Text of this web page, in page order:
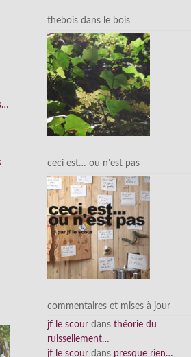
thebois dans le bois
ceci est… ou n’est pas
commentaires et mises à jour
jf le scour dans théorie du
ruissellement…
jf le scour dans presque rien…